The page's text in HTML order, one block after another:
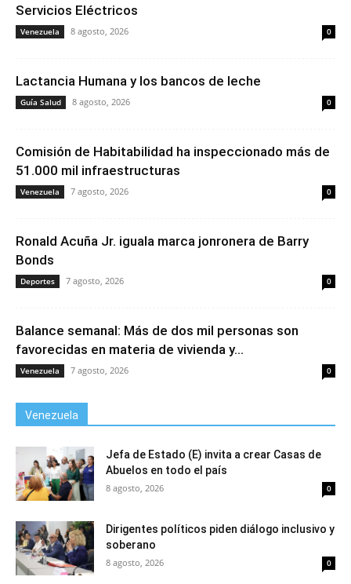
Servicios Eléctricos
Venezuela 8 agosto, 2026 0
Lactancia Humana y los bancos de leche
Guía Salud 8 agosto, 2026 0
Comisión de Habitabilidad ha inspeccionado más de
51.000 mil infraestructuras
Venezuela 7 agosto, 2026 0
Ronald Acuña Jr. iguala marca jonronera de Barry
Bonds
Deportes 7 agosto, 2026 0
Balance semanal: Más de dos mil personas son
favorecidas en materia de vivienda y...
Venezuela 7 agosto, 2026 0
Venezuela
Jefa de Estado (E) invita a crear Casas de
Abuelos en todo el país
8 agosto, 2026 0
Dirigentes políticos piden diálogo inclusivo y
soberano
8 agosto, 2026 0